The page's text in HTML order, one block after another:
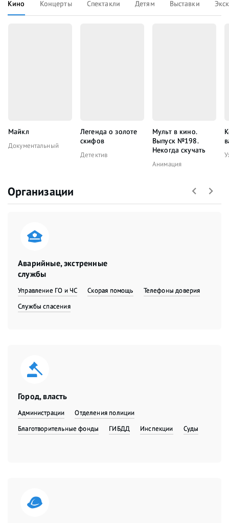
Кино Концерты Спектакли Детям Выставки
Майкл
Документальный
Легенда о золоте
скифов
Детектив
Мульт в кино.
Выпуск №198.
Некогда скучать
Анимация
Организации
Аварийные, экстренные
службы
Управление ГО и ЧС Скорая помощь
Телефоны доверия
Службы спасения
Город, власть
Администрации
Отделения полиции
Благотворительные фонды
ГИБДД Инспекции Суды